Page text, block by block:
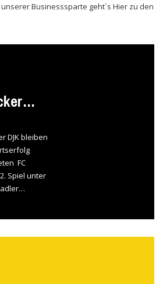
Businesssparte geht´s Hier zu den
DJK bleiben
FC
Spiel unter
Distanz